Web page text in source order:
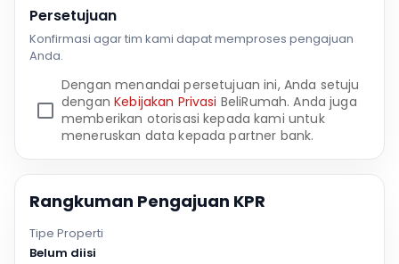
Persetujuan
Konfirmasi agar tim kami dapat memproses pengajuan
Anda.
Dengan menandai persetujuan ini, Anda setuju
denganKebijakan Privasi BeliRumah. Anda juga
memberikan otorisasi kepada kami untuk
meneruskan data kepada partner bank.
Rangkuman Pengajuan KPR
Tipe Properti
Belum diisi